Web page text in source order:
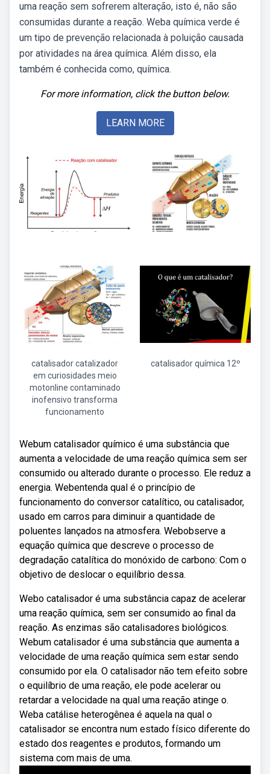
uma reação sem sofrerem alteração, isto é, não são
consumidas durante a reação. Weba química verde é
um tipo de prevenção relacionada à poluição causada
por atividades na área química. Além disso, ela
também é conhecida como, química.
For more information, click the button below.
LEARN MORE
catalisador catalizador
em curiosidades meio
motonline contaminado
inofensivo transforma
funcionamento
catalisador química 12º
Webum catalisador químico é uma substância que
aumenta a velocidade de uma reação química sem ser
consumido ou alterado durante o processo. Ele reduz a
energia. Webentenda qual é o princípio de
funcionamento do conversor catalítico, ou catalisador,
usado em carros para diminuir a quantidade de
poluentes lançados na atmosfera. Webobserve a
equação química que descreve o processo de
degradação catalítica do monóxido de carbono: Com o
objetivo de deslocar o equilíbrio dessa.
Webo catalisador é uma substância capaz de acelerar
uma reação química, sem ser consumido ao final da
reação. As enzimas são catalisadores biológicos.
Webum catalisador é uma substância que aumenta a
velocidade de uma reação química sem estar sendo
consumido por ela. O catalisador não tem efeito sobre
o equilíbrio de uma reação, ele pode acelerar ou
retardar a velocidade na qual uma reação atinge o.
Weba catálise heterogênea é aquela na qual o
catalisador se encontra num estado físico diferente do
estado dos reagentes e produtos, formando um
sistema com mais de uma.